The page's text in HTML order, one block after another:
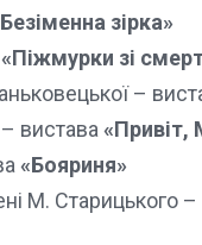
зірка»
«Піжмурки зі
–
вистава «Привіт,
«Бояриня»
М. Старицького –